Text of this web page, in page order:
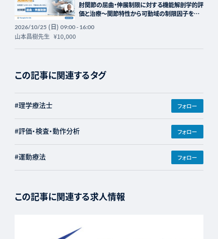
肘関節の屈曲・伸展制限に対する機能解剖学的評
価と治療～関節特性から可動域の制限因子を見
フォーライフ】
2026/10/25(日) 09:00 - 16:00
山本昌樹先生 ¥10,000
この記事に関連するタグ
#理学療法士 フォロー
#評価・検査・動作分析 フォロー
#運動療法 フォロー
この記事に関連する求人情報